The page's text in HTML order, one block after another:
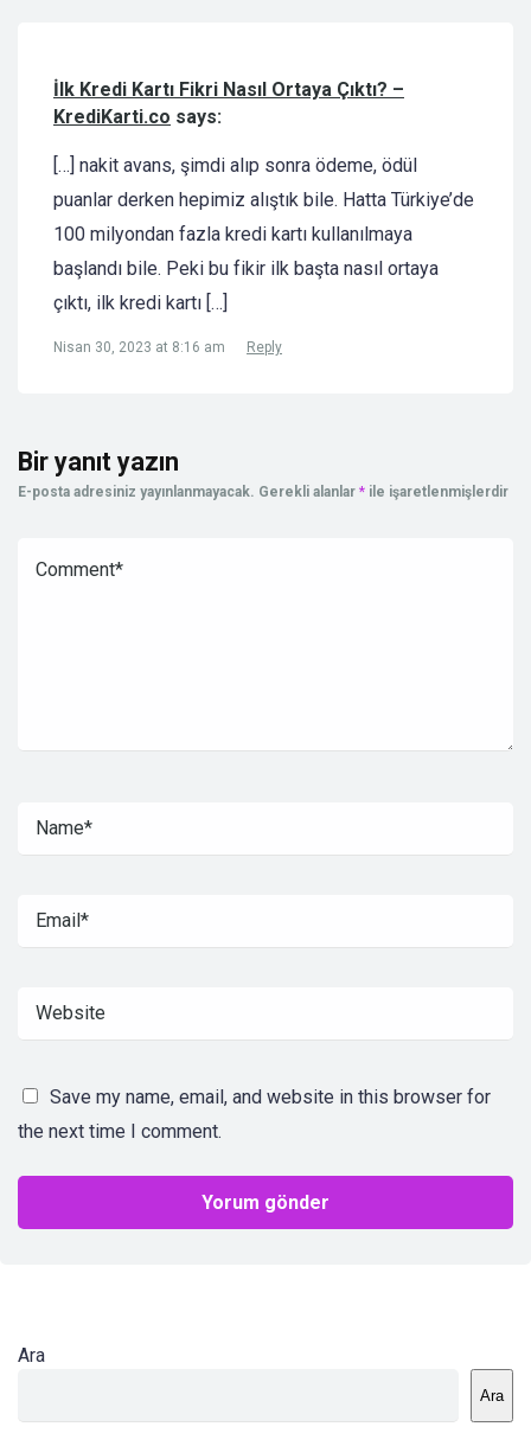
İlk Kredi Kartı Fikri Nasıl Ortaya Çıktı? –
KrediKarti.co says:
[…] nakit avans, şimdi alıp sonra ödeme, ödül
puanlar derken hepimiz alıştık bile. Hatta Türkiye’de
100 milyondan fazla kredi kartı kullanılmaya
başlandı bile. Peki bu fikir ilk başta nasıl ortaya
çıktı, ilk kredi kartı […]
Nisan 30, 2023 at 8:16 am Reply
Bir yanıt yazın
E-posta adresiniz yayınlanmayacak. Gerekli alanlar * ile işaretlenmişlerdir
Save my name, email, and website in this browser for
the next time I comment.
Ara
Ara